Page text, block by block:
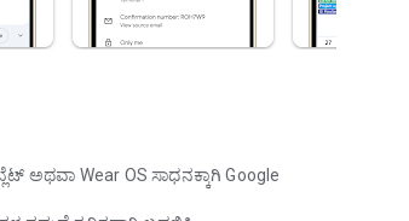
ಅಥವಾ Wear OS ಸಾಧನಕ್ಕಾಗಿ Google